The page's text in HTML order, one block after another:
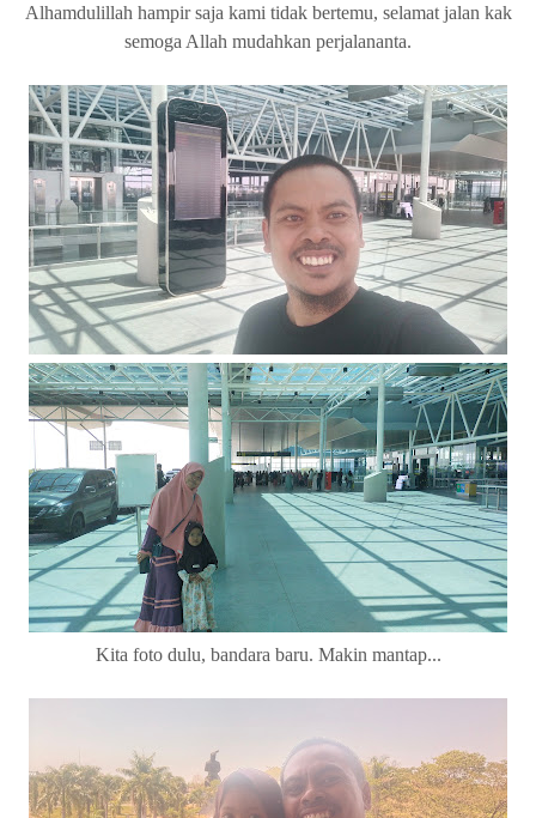
Alhamdulillah hampir saja kami tidak bertemu, selamat jalan kak
semoga Allah mudahkan perjalananta.
Kita foto dulu, bandara baru. Makin mantap...